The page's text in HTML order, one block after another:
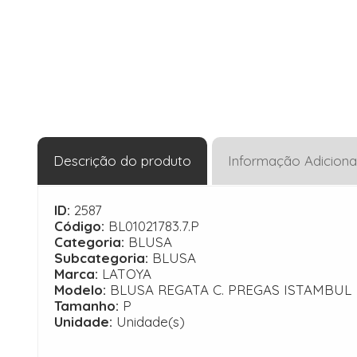
Descrição do produto Informação
ID: 2587
Código: BL01021783.7.P
Categoria: BLUSA
Subcategoria: BLUSA
Marca: LATOYA
Modelo: BLUSA REGATA C. PREGAS ISTAMBUL
Tamanho: P
Unidade: Unidade(s)